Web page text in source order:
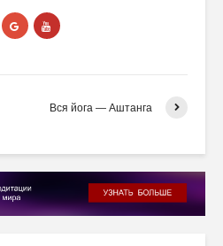
Вся йога — Аштанга